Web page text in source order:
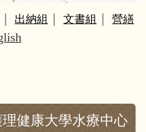
｜ 出納組 ｜ 文書組 ｜
營繕
健康大學水療中心